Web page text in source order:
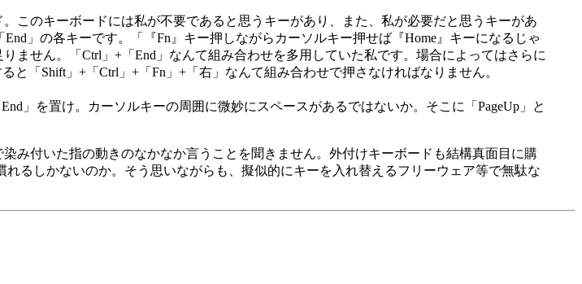
このキーボードには私が不要であると思うキーがあり、また、私が必要だと思うキーがあ
」の各キーです。「『Fn』キー押しながらカーソルキー押せば『Home』キーになるじゃ
ません。「Ctrl」+「End」なんて組み合わせを多用していた私です。場合によってはさらに
と「Shift」+「Ctrl」+「Fn」+「右」なんて組み合わせで押さなければなりません。
」を置け。カーソルキーの周囲に微妙にスペースがあるではないか。そこに「PageUp」と
み付いた指の動きのなかなか言うことを聞きません。外付けキーボードも結構真面目に購
るしかないのか。そう思いながらも、擬似的にキーを入れ替えるフリーウェア等で無駄な